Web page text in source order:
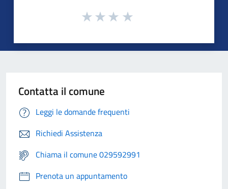
Contatta il comune
Leggi le domande frequenti
Richiedi Assistenza
Chiama il comune 029592991
Prenota un appuntamento